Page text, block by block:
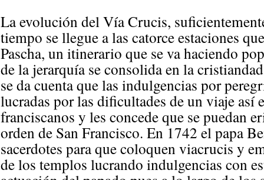
La evolución del Vía Crucis,
tiempo se llegue a las catorce estaciones
Pascha, un itinerario que se va haciendo
de la jerarquía se consolida en la
se da cuenta que las indulgencias por
lucradas por las dificultades de un viaje así
franciscanos y les concede que se puedan
orden de San Francisco. En 1742 el papa
sacerdotes para que coloquen viacrucis y
de los templos lucrando indulgencias con